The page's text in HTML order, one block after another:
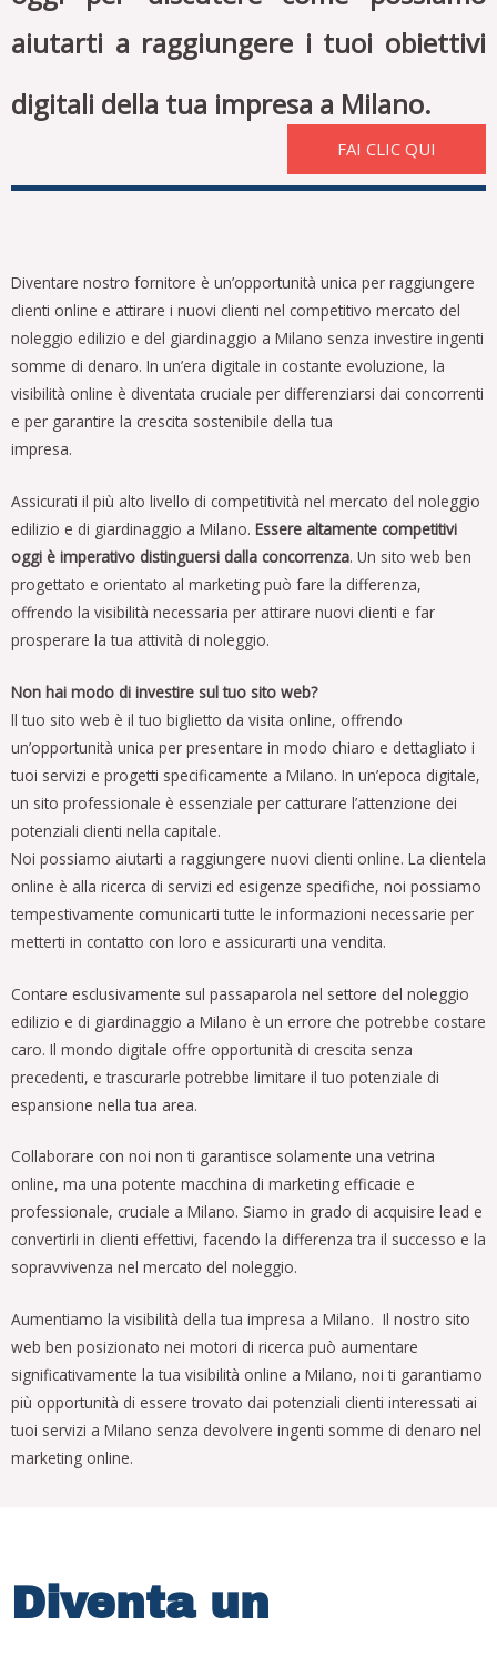
aiutarti a raggiungere i tuoi obiettivi
digitali della tua impresa a Milano.
FAI CLIC QUI
Diventare nostro fornitore è un’opportunità unica per raggiungere
clienti online e attirare i nuovi clienti nel competitivo mercato del
noleggio edilizio e del giardinaggio a Milano senza investire ingenti
somme di denaro. In un’era digitale in costante evoluzione, la
visibilità online è diventata cruciale per differenziarsi dai concorrenti
e per garantire la crescita sostenibile della tua
impresa.
Assicurati il più alto livello di competitività nel mercato del noleggio
edilizio e di giardinaggio a Milano. Essere altamente competitivi
oggi è imperativo distinguersi dalla concorrenza. Un sito web ben
progettato e orientato al marketing può fare la differenza,
offrendo la visibilità necessaria per attirare nuovi clienti e far
prosperare la tua attività di noleggio.
Non hai modo di investire sul tuo sito web?
ll tuo sito web è il tuo biglietto da visita online, offrendo
un’opportunità unica per presentare in modo chiaro e dettagliato i
tuoi servizi e progetti specificamente a Milano. In un’epoca digitale,
un sito professionale è essenziale per catturare l’attenzione dei
potenziali clienti nella capitale.
Noi possiamo aiutarti a raggiungere nuovi clienti online. La clientela
online è alla ricerca di servizi ed esigenze specifiche, noi possiamo
tempestivamente comunicarti tutte le informazioni necessarie per
metterti in contatto con loro e assicurarti una vendita.
Contare esclusivamente sul passaparola nel settore del noleggio
edilizio e di giardinaggio a Milano è un errore che potrebbe costare
caro. Il mondo digitale offre opportunità di crescita senza
precedenti, e trascurarle potrebbe limitare il tuo potenziale di
espansione nella tua area.
Collaborare con noi non ti garantisce solamente una vetrina
online, ma una potente macchina di marketing efficacie e
professionale, cruciale a Milano. Siamo in grado di acquisire lead e
convertirli in clienti effettivi, facendo la differenza tra il successo e la
sopravvivenza nel mercato del noleggio.
Aumentiamo la visibilità della tua impresa a Milano. Il nostro sito
web ben posizionato nei motori di ricerca può aumentare
significativamente la tua visibilità online a Milano, noi ti garantiamo
più opportunità di essere trovato dai potenziali clienti interessati ai
tuoi servizi a Milano senza devolvere ingenti somme di denaro nel
marketing online.
Diventa un